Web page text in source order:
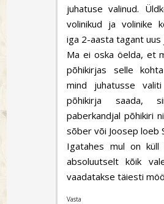
juhatuse valinud.
volinikud ja volinike
iga 2-aasta tagant
Ma ei oska öelda, et
põhikirjas selle
mind juhatusse
põhikirja saada,
paberkandjal põhikiri
sõber või Joosep loeb
Igatahes mul on
absoluutselt kõik
vaadatakse täiesti
Vasta